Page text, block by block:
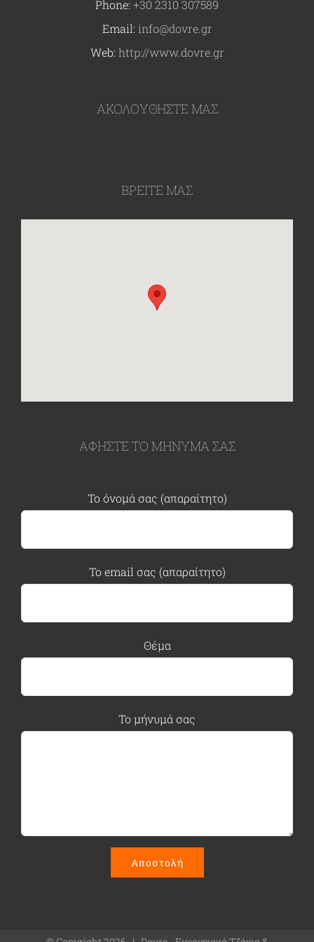
Phone: +30 2310 307589
Email: info@dovre.gr
Web: http://www.dovre.gr
ΑΚΟΛΟΥΘΉΣΤΕ ΜΑΣ
ΒΡΕΙΤΕ ΜΑΣ
ΑΦΗΣΤΕ ΤΟ ΜΗΝΥΜΑ ΣΑΣ
Το όνομά σας (απαραίτητο)
Το email σας (απαραίτητο)
Θέμα
Το μήνυμά σας